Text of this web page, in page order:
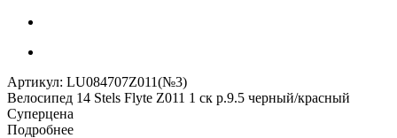
Артикул: LU084707Z011(№3)
Велосипед 14 Stels Flyte Z011 1 ск р.9.5 черный/красный
Суперцена
Подробнее